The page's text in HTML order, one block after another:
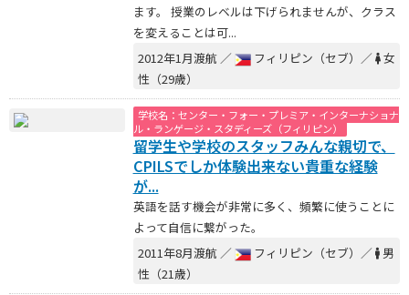
ます。 授業のレベルは下げられませんが、クラス
を変えることは可...
2012年1月渡航 ／
フィリピン（セブ）／ 女
性（29歳）
学校名：センター・フォー・プレミア・インターナショナ
ル・ランゲージ・スタディーズ（フィリピン）
留学生や学校のスタッフみんな親切で、
CPILSでしか体験出来ない貴重な経験
が...
英語を話す機会が非常に多く、頻繁に使うことに
よって自信に繋がった。
2011年8月渡航 ／
フィリピン（セブ）／ 男
性（21歳）